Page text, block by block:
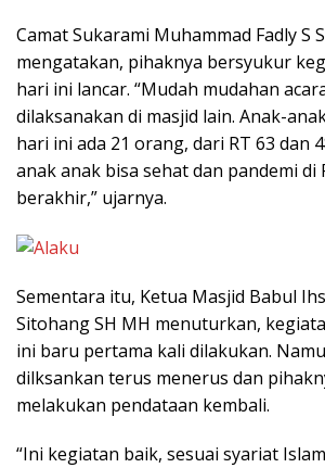
Camat Sukarami Muhammad Fadly S
mengatakan, pihaknya bersyukur
hari ini lancar. “Mudah mudahan
dilaksanakan di masjid lain. Anak-
hari ini ada 21 orang, dari RT 63 dan
anak anak bisa sehat dan pandemi di
berakhir,” ujarnya.
Sementara itu, Ketua Masjid Babul
Sitohang SH MH menuturkan,
ini baru pertama kali dilakukan.
dilksankan terus menerus dan
melakukan pendataan kembali.
“Ini kegiatan baik, sesuai syariat